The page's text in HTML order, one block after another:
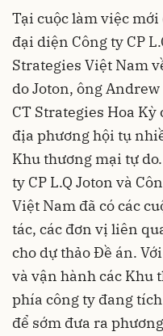
Tại cuộc làm việc mới
đại diện Công ty CP
Strategies Việt Nam
do Joton, ông
CT Strategies Hoa Kỳ
địa phương hội tụ
Khu thương mại tự
ty CP L.Q Joton và
Việt Nam đã có các
tác, các đơn vị liên
cho dự thảo Đề án.
và vận hành các Khu
phía công ty đang
để sớm đưa ra